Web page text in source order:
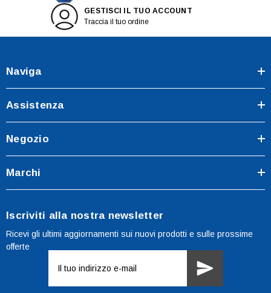
GESTISCI IL TUO ACCOUNT
Traccia il tuo ordine
Naviga
Assistenza
Negozio
Marchi
Iscriviti alla nostra newsletter
Ricevi gli ultimi aggiornamenti sui nuovi prodotti e sulle prossime
offerte
mail